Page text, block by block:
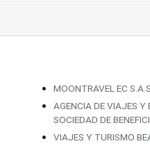
MOONTRAVEL EC
AGENCIA DE VIAJES Y
SOCIEDAD DE
VIAJES Y TURISMO